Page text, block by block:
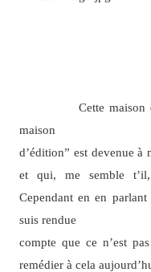
Cette maison
maison
d’édition” est devenue
et qui, me semble
Cependant en en
suis rendue
compte que ce n’est
remédier à cela